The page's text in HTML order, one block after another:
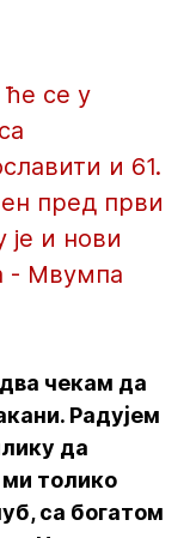
се у
и 61.
пред први
и нови
- Мвумпа
чекам да
Радујем
да
ми толико
са богатом